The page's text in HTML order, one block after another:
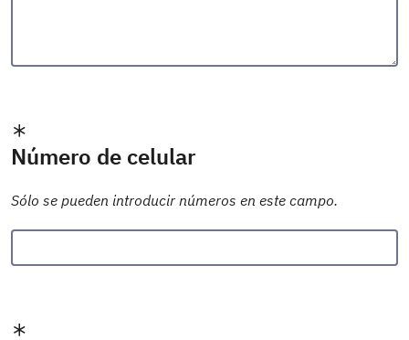
Número de celular
Sólo se pueden introducir números en este campo.